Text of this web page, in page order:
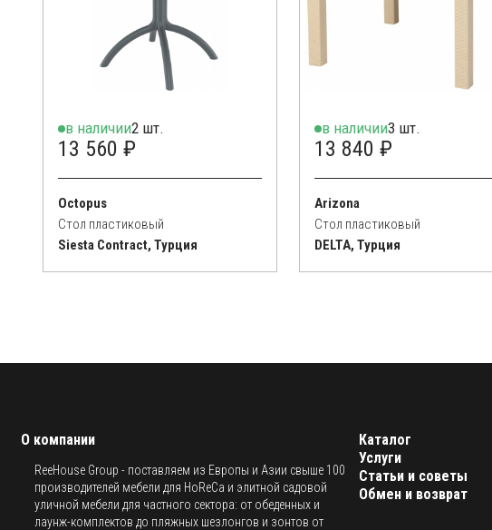
в наличии2 шт.
13 560 ₽
Octopus
Стол пластиковый
Siesta Contract, Турция
в наличии3 шт.
13 840 ₽
Arizona
Стол пластиковый
DELTA, Турция
О компании
ReeHouse Group - поставляем из Европы и Азии свыше 100
производителей мебели для HoReCa и элитной садовой
уличной мебели для частного сектора: от обеденных и
лаунж-комплектов до пляжных шезлонгов и зонтов от
Каталог
Услуги
Статьи и советы
Обмен и возврат